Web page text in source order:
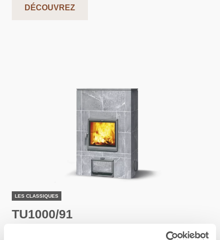
DÉCOUVREZ
LES CLASSIQUES
TU1000/91